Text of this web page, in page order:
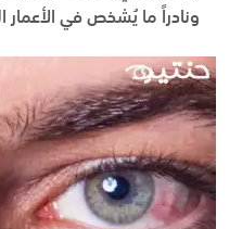
ونادراً ما يُشخص في الأعمار